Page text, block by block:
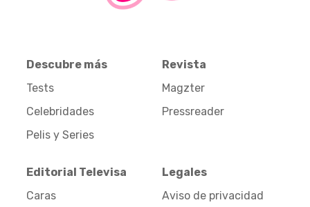
Descubre más
Tests
Celebridades
Pelis y Series
Revista
Magzter
Pressreader
Editorial Televisa
Caras
Legales
Aviso de privacidad